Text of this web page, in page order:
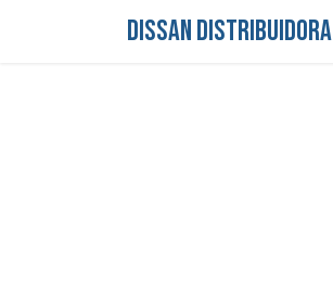
DISSAN DISTRIBUIDORA